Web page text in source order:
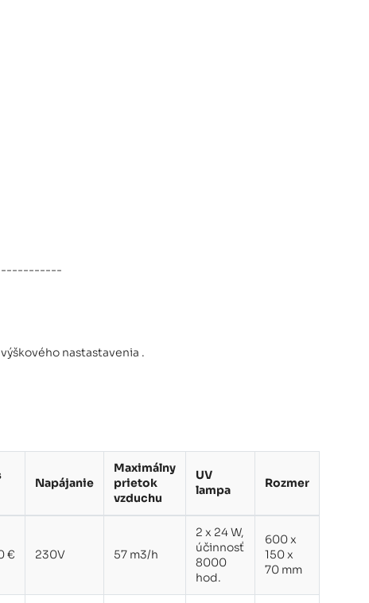
nastastavenia .
Napájanie
Maximálny
prietok
vzduchu
UV
lampa
Rozmer
€ 230V 57 m3/h
2 x 24 W,
účinnosť
8000
hod.
600 x
150 x
70 mm